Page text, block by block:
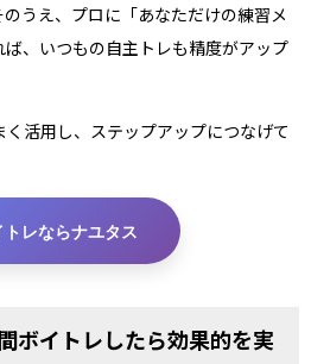
うえ、プロに「あなただけの練習メ
、いつもの自主トレも精度がアップ
活用し、ステップアップにつなげて
トレならナユタス
ボイトレしたら効果的を実